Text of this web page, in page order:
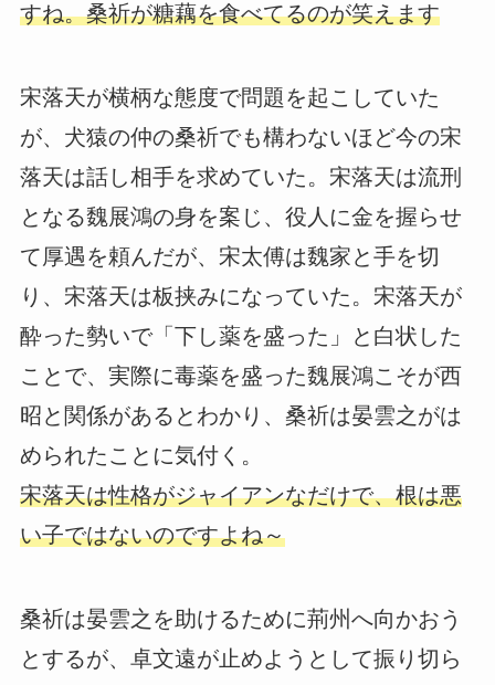
すね。桑祈が糖藕を食べてるのが笑えます
宋落天が横柄な態度で問題を起こしていた
が、犬猿の仲の桑祈でも構わないほど今の宋
落天は話し相手を求めていた。宋落天は流刑
となる魏展鴻の身を案じ、役人に金を握らせ
て厚遇を頼んだが、宋太傅は魏家と手を切
り、宋落天は板挟みになっていた。宋落天が
酔った勢いで「下し薬を盛った」と白状した
ことで、実際に毒薬を盛った魏展鴻こそが西
昭と関係があるとわかり、桑祈は晏雲之がは
められたことに気付く。
宋落天は性格がジャイアンなだけで、根は悪
い子ではないのですよね～
桑祈は晏雲之を助けるために荊州へ向かおう
とするが、卓文遠が止めようとして振り切ら